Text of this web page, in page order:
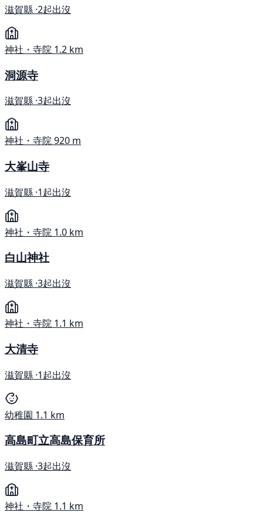
滋賀縣 ·2起出沒
神社・寺院 1.2 km
洞源寺
滋賀縣 ·3起出沒
神社・寺院920 m
大峯山寺
滋賀縣 ·1起出沒
神社・寺院 1.0 km
白山神社
滋賀縣 ·3起出沒
神社・寺院 1.1 km
大清寺
滋賀縣 ·1起出沒
幼稚園 1.1 km
高島町立高島保育所
滋賀縣 ·3起出沒
神社・寺院 1.1 km